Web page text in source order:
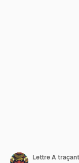
Lettre A